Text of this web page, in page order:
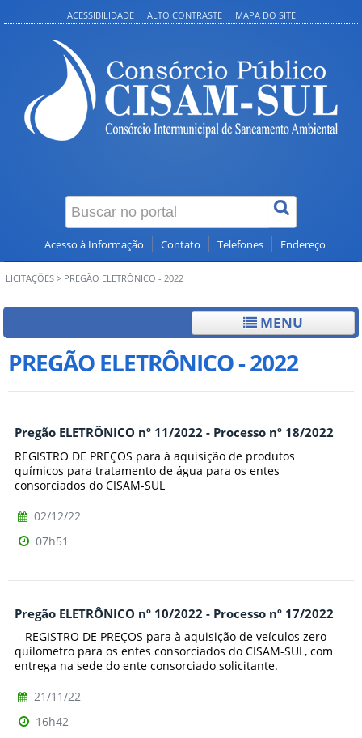
ACESSIBILIDADE ALTO CONTRASTE MAPA DO SITE
Acesso à Informação Contato Telefones Endereço
LICITAÇÕES > PREGÃO ELETRÔNICO - 2022
MENU
PREGÃO ELETRÔNICO - 2022
Pregão ELETRÔNICO nº 11/2022 - Processo nº 18/2022
REGISTRO DE PREÇOS para à aquisição de produtos
químicos para tratamento de água para os entes
consorciados do CISAM-SUL
02/12/22
07h51
Pregão ELETRÔNICO nº 10/2022 - Processo nº 17/2022
- REGISTRO DE PREÇOS para à aquisição de veículos zero
quilometro para os entes consorciados do CISAM-SUL, com
entrega na sede do ente consorciado solicitante.
21/11/22
16h42